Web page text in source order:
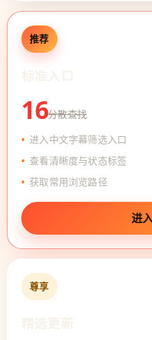
推荐
16分散查找
进入中文字幕筛选入口
查看清晰度与状态标签
获取常用浏览路径
进
尊享